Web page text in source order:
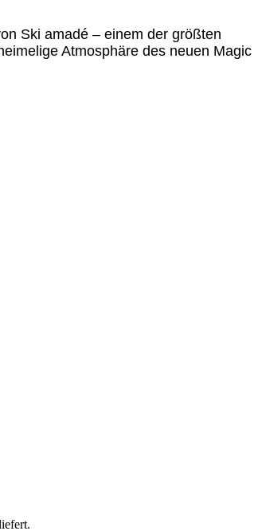
Ski amadé – einem der größten
Atmosphäre des neuen Magic